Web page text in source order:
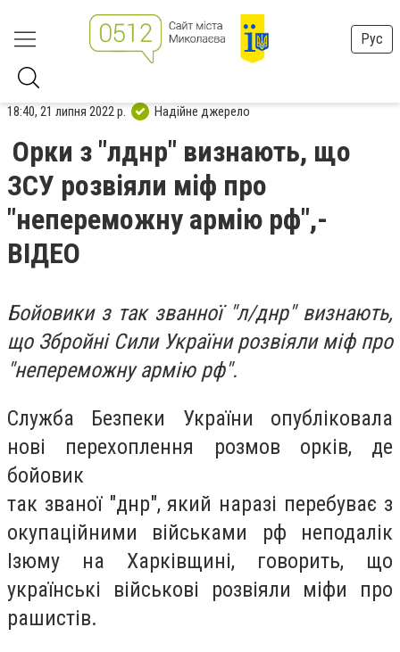
Рус
18:40, 21 липня 2022 р. Надійне джерело
Орки з "лднр" визнають, що
ЗСУ розвіяли міф про
"непереможну армію рф",-
ВІДЕО
Бойовики з так званної "л/днр" визнають,
що Збройні Сили України розвіяли міф про
"непереможну армію рф".
Служба Безпеки України опубліковала
нові перехоплення розмов орків, де
бойовик
так званої "днр", який наразі перебуває з
окупаційними військами рф неподалік
Ізюму на Харківщині, говорить, що
українські військові розвіяли міфи про
рашистів.